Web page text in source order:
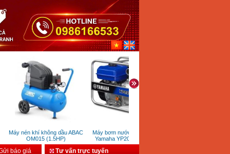
Máy nén khí không dầu ABAC
OM015 (1.5HP)
Máy bơm nước chạy xăng
Yamaha YP20C (3.1KW)
báo giá
Tư vấn trực tuyến